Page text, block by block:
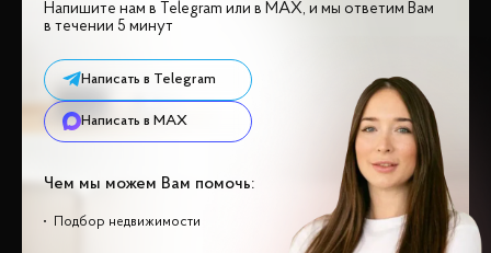
Напишите нам в Telegram или в MAX, и мы ответим Вам
в течении 5 минут
Написать в Telegram
Написать в MAX
Чем мы можем Вам помочь:
Подбор недвижимости